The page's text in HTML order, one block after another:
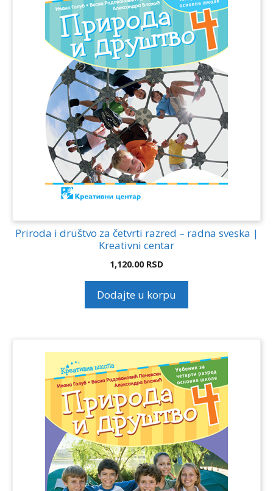
Priroda i društvo za četvrti razred – radna sveska |
Kreativni centar
1,120.00 RSD
Dodajte u korpu